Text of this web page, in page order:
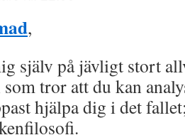
,
själv på jävligt stort
tror att du kan
hjälpa dig i det